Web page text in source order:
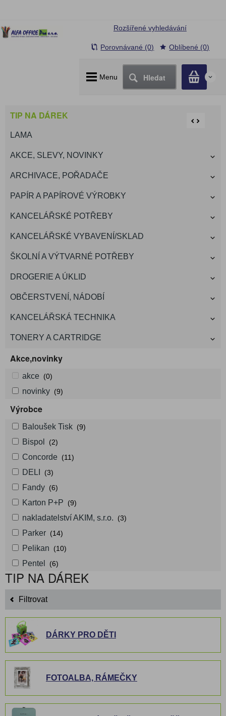
Menu Hledat 0
Rozšířené vyhledávání
Porovnávané (0) Oblíbené (0)
TIP NA DÁREK
LAMA
AKCE, SLEVY, NOVINKY
ARCHIVACE, POŘADAČE
PAPÍR A PAPÍROVÉ VÝROBKY
KANCELÁŘSKÉ POTŘEBY
KANCELÁŘSKÉ VYBAVENÍ/SKLAD
ŠKOLNÍ A VÝTVARNÉ POTŘEBY
DROGERIE A ÚKLID
OBČERSTVENÍ, NÁDOBÍ
KANCELÁŘSKÁ TECHNIKA
TONERY A CARTRIDGE
Akce,novinky
akce (0)
novinky (9)
Výrobce
Baloušek Tisk (9)
Bispol (2)
Concorde (11)
DELI (3)
Fandy (6)
Karton P+P (9)
nakladatelství AKIM, s.r.o. (3)
Parker (14)
Pelikan (10)
Pentel (6)
TIP NA DÁREK
Filtrovat
DÁRKY PRO DĚTI
FOTOALBA, RÁMEČKY